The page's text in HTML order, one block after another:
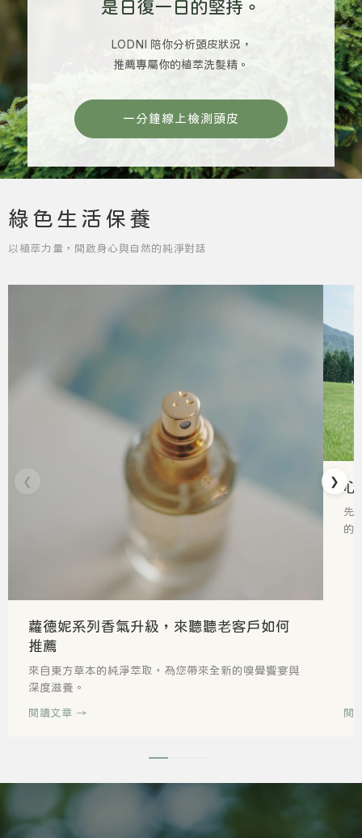
是日復一日的堅持。
LODNI 陪你分析頭皮狀況，
推薦專屬你的植萃洗髮精。
一分鐘線上檢測頭皮
綠色生活保養
以植萃力量，開啟身心與自然的純淨對話
❮ ❯
蘿德妮系列香氣升級，來聽聽老客戶如何
推薦
來自東方草本的純淨萃取，為您帶來全新的嗅覺饗宴與
深度滋養。
閱讀文章 →
心
先
的
閱